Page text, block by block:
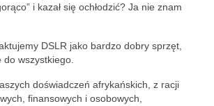
i kazał się ochłodzić? Ja nie znam
DSLR jako bardzo dobry sprzęt,
wszystkiego.
doświadczeń afrykańskich, z racji
finansowych i osobowych,